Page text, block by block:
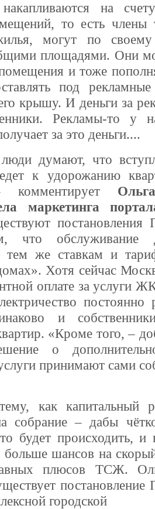
на
то есть члены
могут по
площадями. Они
и тоже
под
крышу. И деньги за
Рекламы-то у
за это деньги....
люди думают, что
к удорожанию
комментирует
маркетинга
постановления
что
тем же ставкам и
Хотя сейчас
оплате за услуги
постоянно
и
«Кроме того, –
о
принимают сами
как капитальный
собрание – дабы
будет происходить,
больше шансов на
плюсов ТСЖ.
постановление
городской